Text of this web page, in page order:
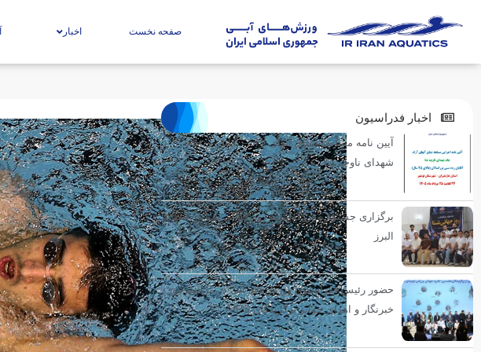
صفحه نخست اخبار
اخبار فدراسیون
آیین نامه مسابقه شنای آبهای آزاد – آقایان – جام
شهدای ناوچه دنا
برگزاری جشنواره بزرگداشت روز جهانی شنا در استان
البرز
حضور رئیس فدراسیون ورزش‌های آبی در مراسم روز
خبرنگار و اهدای جوایز برگزیدگان AIPS